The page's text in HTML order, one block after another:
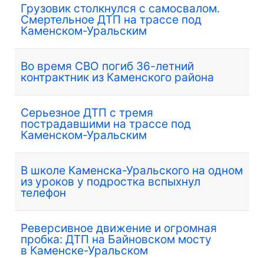
Грузовик столкнулся с самосвалом.
Смертельное ДТП на трассе под
Каменском-Уральским
Во время СВО погиб 36-летний
контрактник из Каменского района
Серьезное ДТП с тремя
пострадавшими на трассе под
Каменском-Уральским
В школе Каменска-Уральского на одном
из уроков у подростка вспыхнул
телефон
Реверсивное движение и огромная
пробка: ДТП на Байновском мосту
в Каменске-Уральском